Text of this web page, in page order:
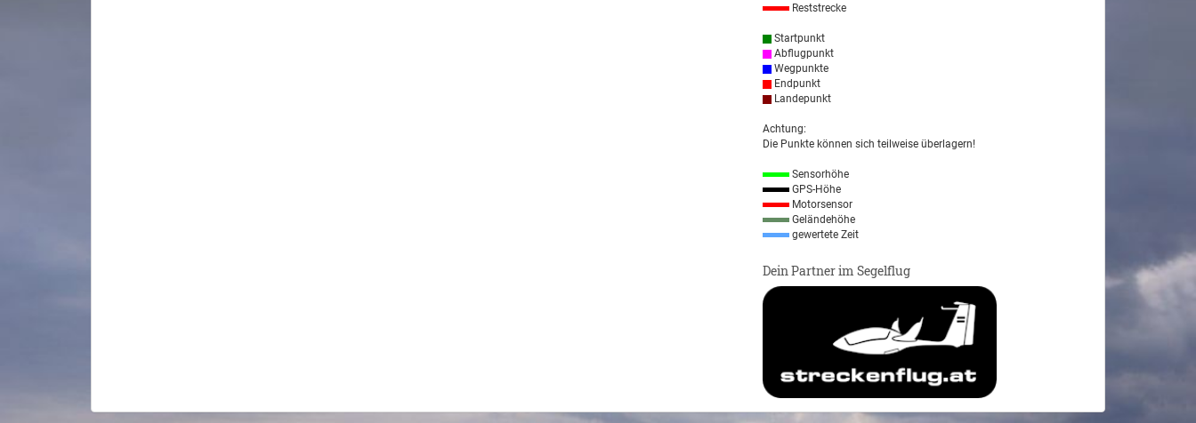
Reststrecke
Startpunkt
Abflugpunkt
Wegpunkte
Endpunkt
Landepunkt
Achtung:
Die Punkte können sich teilweise überlagern!
Sensorhöhe
GPS-Höhe
Motorsensor
Geländehöhe
gewertete Zeit
Dein Partner im Segelflug